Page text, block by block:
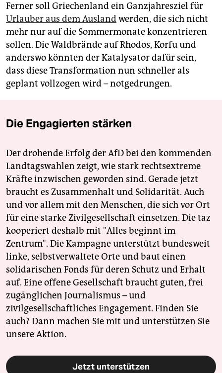
Ferner soll Griechenland ein Ganzjahresziel für
Urlauber aus dem Auslandwerden, die sich nicht
mehr nur auf die Sommermonate konzentrieren
sollen. Die Waldbrände auf Rhodos, Korfu und
anderswo könnten der Katalysator dafür sein,
dass diese Transformation nun schneller als
geplant vollzogen wird – notgedrungen.
Die Engagierten stärken
Der drohende Erfolg der AfD bei den kommenden
Landtagswahlen zeigt, wie stark rechtsextreme
Kräfte inzwischen geworden sind. Gerade jetzt
braucht es Zusammenhalt und Solidarität. Auch
und vor allem mit den Menschen, die sich vor Ort
für eine starke Zivilgesellschaft einsetzen. Die taz
kooperiert deshalb mit "Alles beginnt im
Zentrum". Die Kampagne unterstützt bundesweit
linke, selbstverwaltete Orte und baut einen
solidarischen Fonds für deren Schutz und Erhalt
auf. Eine offene Gesellschaft braucht guten, frei
zugänglichen Journalismus – und
zivilgesellschaftliches Engagement. Finden Sie
auch? Dann machen Sie mit und unterstützen Sie
unsere Aktion.
Jetzt unterstützen